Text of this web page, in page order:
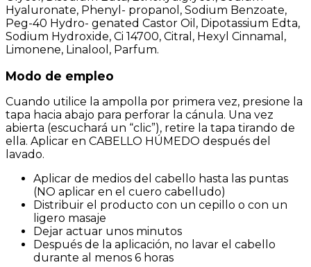
Hyaluronate, Phenyl- propanol, Sodium Benzoate,
Peg-40 Hydro- genated Castor Oil, Dipotassium Edta,
Sodium Hydroxide, Ci 14700, Citral, Hexyl Cinnamal,
Limonene, Linalool, Parfum.
Modo de empleo
Cuando utilice la ampolla por primera vez, presione la
tapa hacia abajo para perforar la cánula. Una vez
abierta (escuchará un “clic”), retire la tapa tirando de
ella. Aplicar en CABELLO HÚMEDO después del
lavado.
Aplicar de medios del cabello hasta las puntas
(NO aplicar en el cuero cabelludo)
Distribuir el producto con un cepillo o con un
ligero masaje
Dejar actuar unos minutos
Después de la aplicación, no lavar el cabello
durante al menos 6 horas